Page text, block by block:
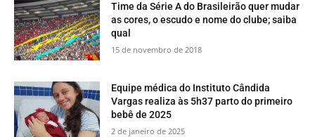
Time da Série A do Brasileirão quer mudar
as cores, o escudo e nome do clube; saiba
qual
15 de novembro de 2018
Equipe médica do Instituto Cândida
Vargas realiza às 5h37 parto do primeiro
bebê de 2025
2 de janeiro de 2025